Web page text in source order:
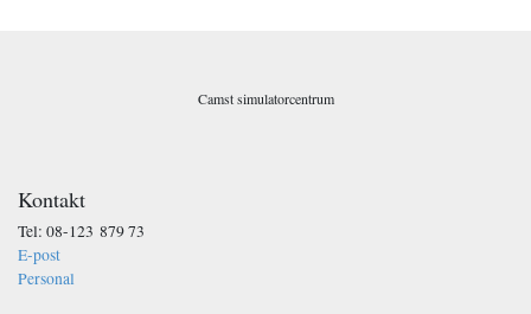
Camst simulatorcentrum
Kontakt
Tel: 08-123 879 73
E-post
Personal